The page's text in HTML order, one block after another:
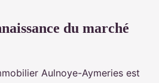
du marché
Aulnoye-Aymeries est